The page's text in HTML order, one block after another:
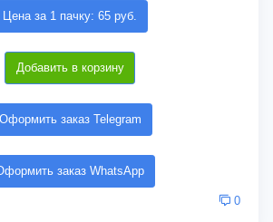
Цена за 1 пачку: 65 руб.
Добавить в корзину
Оформить заказ Telegram
заказ WhatsApp
0